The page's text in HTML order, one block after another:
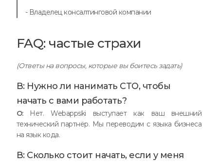
- Владелец консалтинговой компании
FAQ: частые страхи
(Ответы на вопросы, которые вы боитесь задать)
В: Нужно ли нанимать CTO, чтобы
начать с вами работать?
О:Нет. Webappski выступает как ваш внешний
технический партнёр. Мы переводим с языка бизнеса
на язык кода.
В: Сколько стоит начать, если у меня